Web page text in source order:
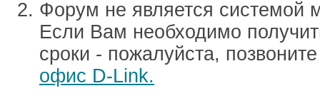
Форум не является системой
Если Вам необходимо
сроки - пожалуйста,
офис D-Link.